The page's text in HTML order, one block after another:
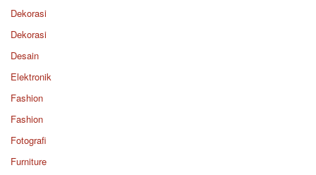
Dekorasi
Dekorasi
Desain
Elektronik
Fashion
Fashion
Fotografi
Furniture